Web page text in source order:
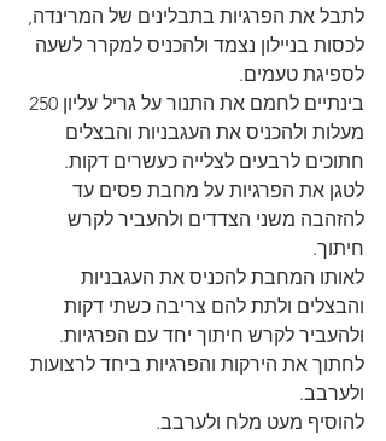
לתבל את הפרגיות בתבלינים של המרינדה,
לכסות בניילון נצמד ולהכניס למקרר לשעה
לספיגת טעמים.
מעלות ולהכניס את העגבניות והבצלים
חתוכים לרבעים לצלייה כעשרים דקות.
לטגן את הפרגיות על מחבת פסים עד
להזהבה משני הצדדים ולהעביר לקרש
חיתוך.
לאותו המחבת להכניס את העגבניות
והבצלים ולתת להם צריבה כשתי דקות
ולהעביר לקרש חיתוך יחד עם הפרגיות.
לחתוך את הירקות והפרגיות ביחד לרצועות
ולערבב.
להוסיף מעט מלח ולערבב.